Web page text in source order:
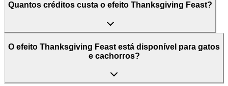
Quantos créditos custa o efeito Thanksgiving Feast?
O efeito Thanksgiving Feast está disponível para gatos
e cachorros?